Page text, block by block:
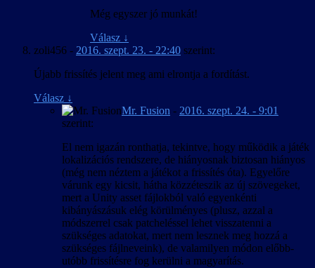
Még egyszer jó munkát!
Válasz ↓
zoli456 - 2016. szept. 23. - 22:40 szerint:
Újabb frissítés jelent meg ami elrontja a fordítást.
Válasz ↓
Mr. Fusion - 2016. szept. 24. - 9:01
szerint:
El nem igazán ronthatja, tekintve, hogy működik a játék
lokalizációs rendszere, de hiányosnak biztosan hiányos
(még nem néztem a játékot a frissítés óta). Egyelőre
várunk egy kicsit, hátha közzéteszik az új szövegeket,
mert a Unity asset fájlokból való egyenkénti
kibányászásuk elég körülményes (plusz, azzal a
módszerrel csak patcheléssel lehet visszatenni a
szükséges adatokat, mert nem lesznek meg hozzá a
szükséges fájlneveink), de valamilyen módon előbb-
utóbb frissítésre fog kerülni a magyarítás.